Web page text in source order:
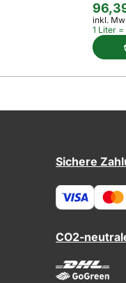
96,
inkl.
1 Liter =
Sichere
CO2-